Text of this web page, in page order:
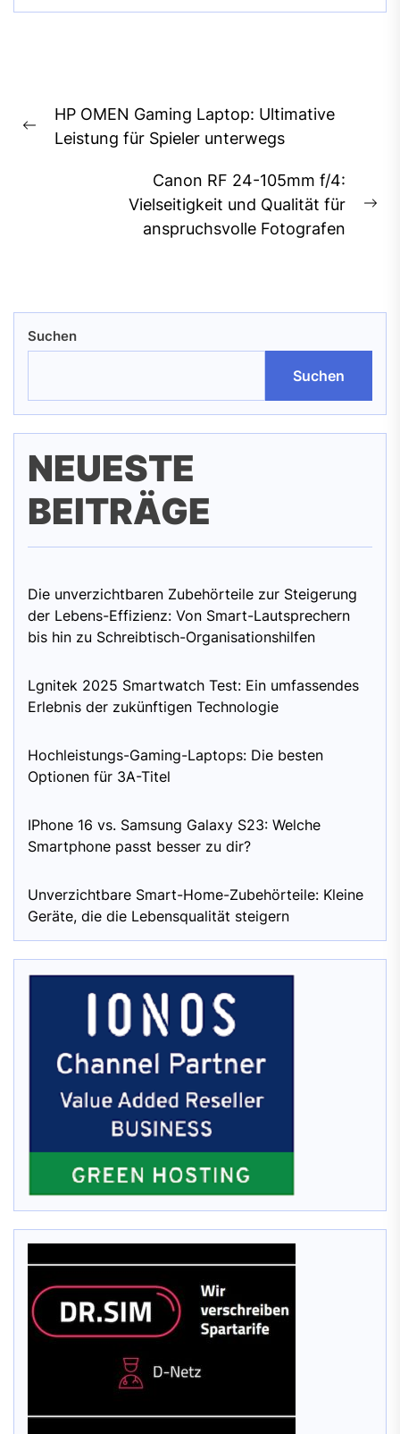
Previous
HP OMEN Gaming Laptop: Ultimative
Leistung für Spieler unterwegs
Canon RF 24-105mm f/4:
Vielseitigkeit und Qualität für
anspruchsvolle Fotografen
Suchen
Suchen
NEUESTE
BEITRÄGE
Die unverzichtbaren Zubehörteile zur Steigerung
der Lebens-Effizienz: Von Smart-Lautsprechern
bis hin zu Schreibtisch-Organisationshilfen
Lgnitek 2025 Smartwatch Test: Ein umfassendes
Erlebnis der zukünftigen Technologie
Hochleistungs-Gaming-Laptops: Die besten
Optionen für 3A-Titel
IPhone 16 vs. Samsung Galaxy S23: Welche
Smartphone passt besser zu dir?
Unverzichtbare Smart-Home-Zubehörteile: Kleine
Geräte, die die Lebensqualität steigern